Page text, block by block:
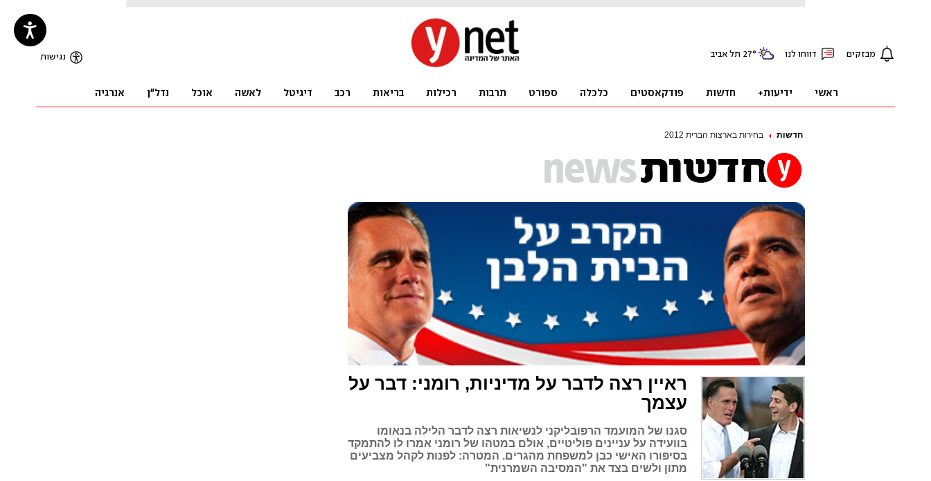
חדשות בחירות בארצות הברית 2012
ראיין רצה לדבר על מדיניות, רומני: דבר על
עצמך
סגנו של המועמד הרפובליקני לנשיאות רצה לדבר הלילה בנאומו
בוועידה על עניינים פוליטיים, אולם במטהו של רומני אמרו לו להתמקד
בסיפורו האישי כבן למשפחת מהגרים. המטרה: לפנות לקהל מצביעים
מתון ולשים בצד את "המסיבה השמרנית"